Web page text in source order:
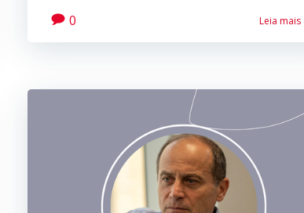
0 Leia mais